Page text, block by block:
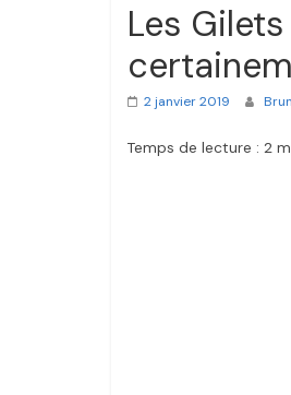
Les
2 janvier 2019
Temps de lecture : 2